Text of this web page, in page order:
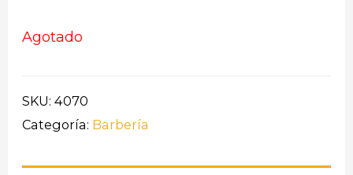
Agotado
SKU: 4070
Categoría: Barbería